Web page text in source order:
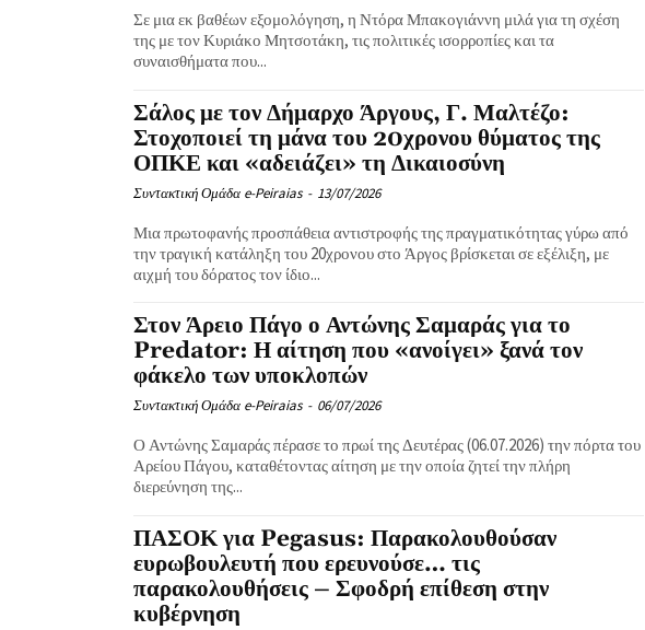
Σε μια εκ βαθέων εξομολόγηση, η Ντόρα Μπακογιάννη μιλά για τη σχέση
της με τον Κυριάκο Μητσοτάκη, τις πολιτικές ισορροπίες και τα
συναισθήματα που...
Σάλος με τον Δήμαρχο Άργους, Γ. Μαλτέζο:
Στοχοποιεί τη μάνα του 20χρονου θύματος της
ΟΠΚΕ και «αδειάζει» τη Δικαιοσύνη
Συντακτική Ομάδα e-Peiraias - 13/07/2026
Μια πρωτοφανής προσπάθεια αντιστροφής της πραγματικότητας γύρω από
την τραγική κατάληξη του 20χρονου στο Άργος βρίσκεται σε εξέλιξη, με
αιχμή του δόρατος τον ίδιο...
Στον Άρειο Πάγο ο Αντώνης Σαμαράς για το
Predator: Η αίτηση που «ανοίγει» ξανά τον
φάκελο των υποκλοπών
Συντακτική Ομάδα e-Peiraias - 06/07/2026
Ο Αντώνης Σαμαράς πέρασε το πρωί της Δευτέρας (06.07.2026) την πόρτα του
Αρείου Πάγου, καταθέτοντας αίτηση με την οποία ζητεί την πλήρη
διερεύνηση της...
ΠΑΣΟΚ για Pegasus: Παρακολουθούσαν
ευρωβουλευτή που ερευνούσε… τις
παρακολουθήσεις – Σφοδρή επίθεση στην
κυβέρνηση